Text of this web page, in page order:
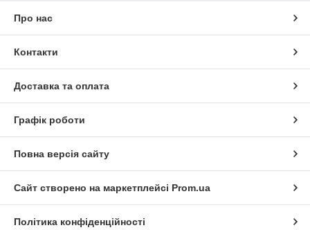
Про нас
Контакти
Доставка та оплата
Графік роботи
Повна версія сайту
Сайт створено на маркетплейсі Prom.ua
Політика конфіденційності